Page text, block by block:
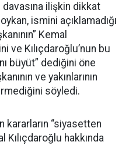
ilişkin dikkat
ismini açıklamadığı
Kemal
ve Kılıçdaroğlu’nun bu
büyüt” dediğini öne
ve yakınlarının
söyledi.
kararların “siyasetten
hakkında